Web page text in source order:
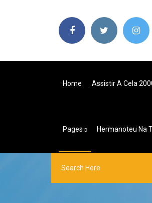
Home Assistir A Cela
Pages Hermanoteu Na